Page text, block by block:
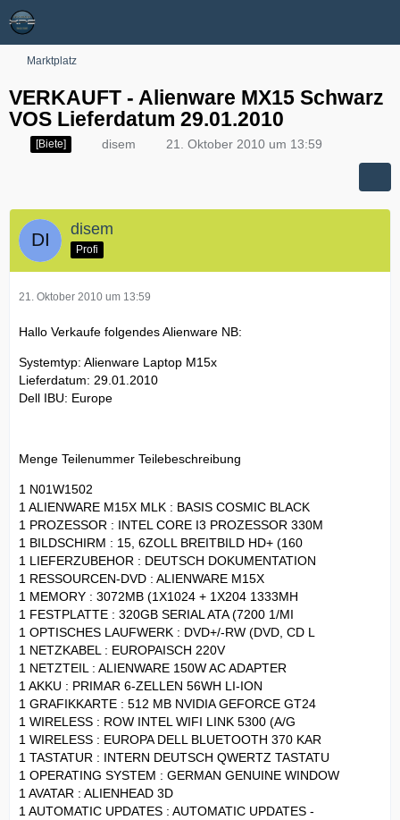
Marktplatz
VERKAUFT - Alienware MX15 Schwarz
VOS Lieferdatum 29.01.2010
[Biete] disem 21. Oktober 2010 um 13:59
disem
Profi
21. Oktober 2010 um 13:59
Hallo Verkaufe folgendes Alienware NB:
Systemtyp: Alienware Laptop M15x
Lieferdatum: 29.01.2010
Dell IBU: Europe
Menge Teilenummer Teilebeschreibung
1 N01W1502
1 ALIENWARE M15X MLK : BASIS COSMIC BLACK
1 PROZESSOR : INTEL CORE I3 PROZESSOR 330M
1 BILDSCHIRM : 15, 6ZOLL BREITBILD HD+ (160
1 LIEFERZUBEHOR : DEUTSCH DOKUMENTATION
1 RESSOURCEN-DVD : ALIENWARE M15X
1 MEMORY : 3072MB (1X1024 + 1X204 1333MH
1 FESTPLATTE : 320GB SERIAL ATA (7200 1/MI
1 OPTISCHES LAUFWERK : DVD+/-RW (DVD, CD L
1 NETZKABEL : EUROPAISCH 220V
1 NETZTEIL : ALIENWARE 150W AC ADAPTER
1 AKKU : PRIMAR 6-ZELLEN 56WH LI-ION
1 GRAFIKKARTE : 512 MB NVIDIA GEFORCE GT24
1 WIRELESS : ROW INTEL WIFI LINK 5300 (A/G
1 WIRELESS : EUROPA DELL BLUETOOTH 370 KAR
1 TASTATUR : INTERN DEUTSCH QWERTZ TASTATU
1 OPERATING SYSTEM : GERMAN GENUINE WINDOW
1 AVATAR : ALIENHEAD 3D
1 AUTOMATIC UPDATES : AUTOMATIC UPDATES -